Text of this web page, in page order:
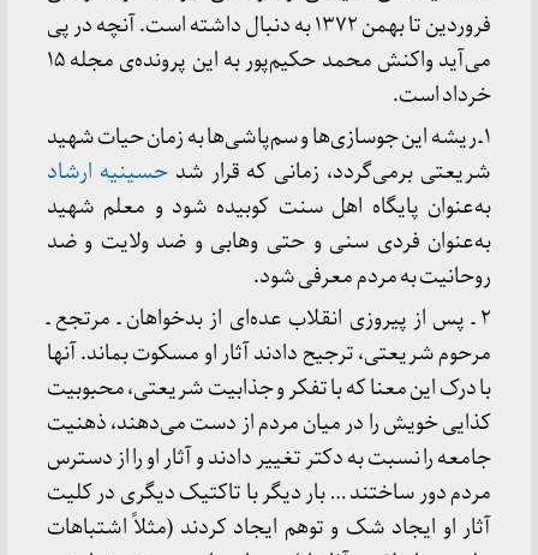
فروردین تا بهمن ۱۳۷۲ به دنبال داشته است. آنچه در پی
می‌آید واکنش محمد حکیم‌پور به این پرونده‌ی مجله ۱۵
خرداد است.
۱ ـ ریشه این جوسازی‌ها و سم‌پاشی‌ها به زمان حیات شهید
شریعتی برمی‌گردد، زمانی که قرار شدحسینیه ارشاد
به‌عنوان پایگاه اهل سنت کوبیده شود و معلم شهید
به‌عنوان فردی سنی و حتی وهابی و ضد ولایت و ضد
روحانیت به مردم معرفی شود.
۲ ـ پس از پیروزی انقلاب عده‌ای از بدخواهان ـ مرتجع ـ
مرحوم شریعتی، ترجیح دادند آثار او مسکوت بماند. آنها
با درک این معنا که با تفکر و جذابیت شریعتی، محبوبیت
کذایی خویش را در میان مردم از دست می‌دهند، ذهنیت
جامعه را نسبت به دکتر تغییر دادند و آثار او را از دسترس
مردم دور ساختند … بار دیگر با تاکتیک دیگری در کلیت
آثار او ایجاد شک و توهم ایجاد کردند (مثلاً اشتباهات